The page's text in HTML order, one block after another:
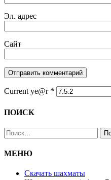
Эл. адрес
Сайт
Current ye@r *
ПОИСК
Найти:
МЕНЮ
Скачать шахматы